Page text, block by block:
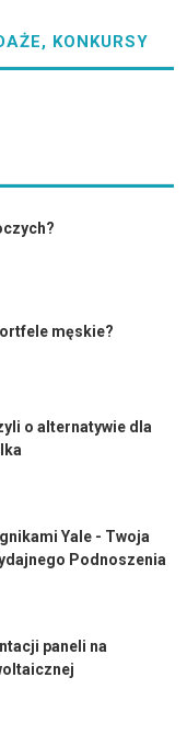
KONKURSY
męskie?
o alternatywie dla
Yale - Twoja
Podnoszenia
paneli na